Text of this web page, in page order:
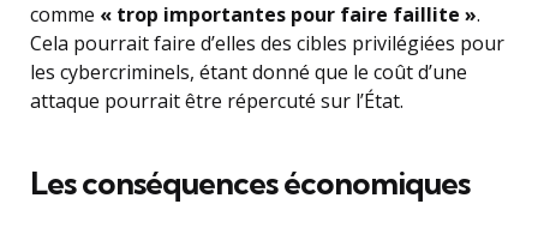
comme « trop importantes pour faire faillite ».
Cela pourrait faire d’elles des cibles privilégiées pour
les cybercriminels, étant donné que le coût d’une
attaque pourrait être répercuté sur l’État.
Les conséquences économiques